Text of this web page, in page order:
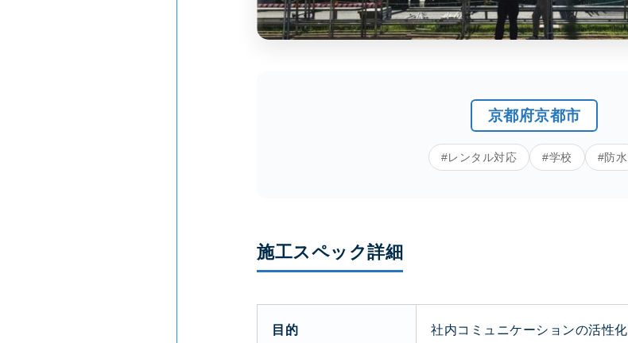
京都府京都市
#レンタル対応 #学校 #防水
施工スペック詳細
目的 社内コミュニケーションの活性化